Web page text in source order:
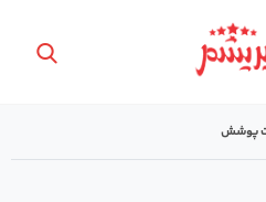
پوشش